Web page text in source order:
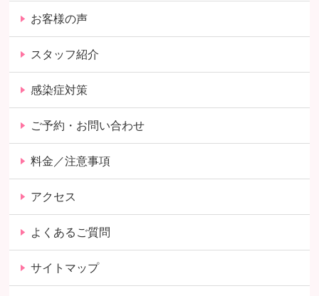
お客様の声
スタッフ紹介
感染症対策
ご予約・お問い合わせ
料金／注意事項
アクセス
よくあるご質問
サイトマップ